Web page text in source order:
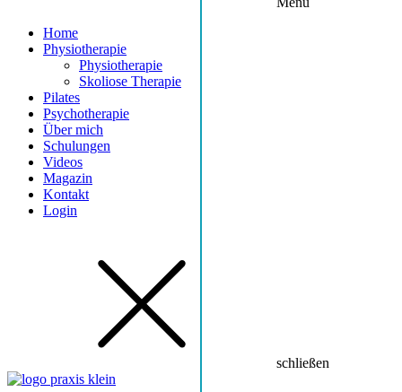
Home
Physiotherapie
Physiotherapie
Skoliose Therapie
Pilates
Psychotherapie
Über mich
Schulungen
Videos
Magazin
Kontakt
Login
schließen